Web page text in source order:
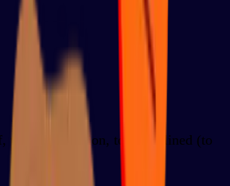
to like, affection, to be inclined (to